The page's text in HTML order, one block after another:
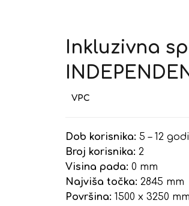
Inkluzivna
Dob korisnika: 5 – 12
Broj korisnika: 2
Visina pada: 0 mm
Najviša točka: 2845 mm
Površina: 1500 x 3250 mm